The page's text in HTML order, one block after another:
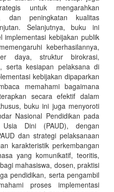
untuk mengarahkan
dan peningkatan kualitas
Selanjutnya, buku ini
implementasi kebijakan publik
keberhasilannya,
daya, struktur birokrasi,
serta kesiapan pelaksana di
kebijakan dipaparkan
memahami bagaimana
secara efektif dalam
buku ini juga menyoroti
Nasional Pendidikan pada
Dini (PAUD), dengan
dan strategi pelaksanaan
karakteristik perkembangan
yang komunikatif, teoritis,
mahasiswa, dosen, praktisi
pendidikan, serta pengambil
proses implementasi